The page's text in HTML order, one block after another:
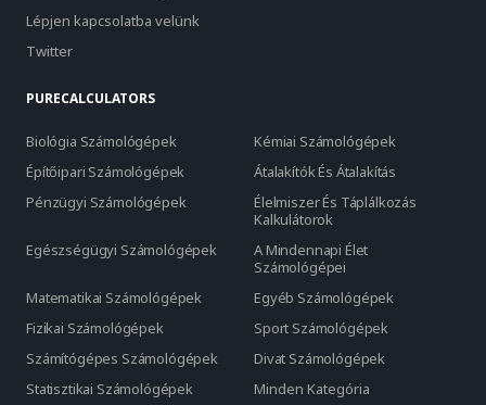
Lépjen kapcsolatba velünk
Twitter
PURECALCULATORS
Biológia Számológépek
Kémiai Számológépek
Építőipari Számológépek
Átalakítók És Átalakítás
Pénzügyi Számológépek
Élelmiszer És Táplálkozás
Kalkulátorok
Egészségügyi Számológépek
A Mindennapi Élet
Számológépei
Matematikai Számológépek
Egyéb Számológépek
Fizikai Számológépek
Sport Számológépek
Számítógépes Számológépek
Divat Számológépek
Statisztikai Számológépek
Minden Kategória